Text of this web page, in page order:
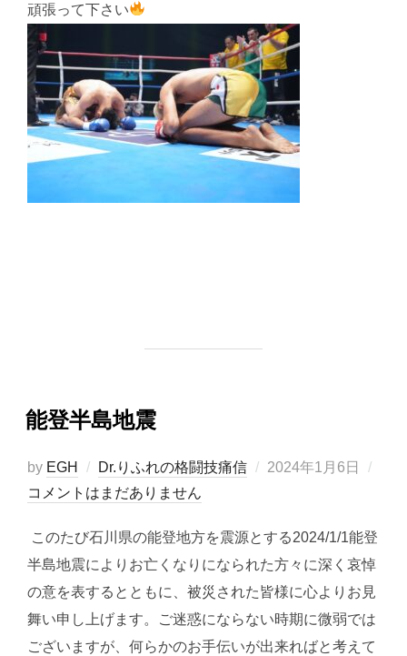
頑張って下さい
能登半島地震
by EGH Dr.りふれの格闘技痛信
投
2024年1月6日
コメントはまだありません
このたび石川県の能登地方を震源とする2024/1/1能登
半島地震によりお亡くなりになられた方々に深く哀悼
の意を表するとともに、被災された皆様に心よりお見
舞い申し上げます。ご迷惑にならない時期に微弱では
ございますが、何らかのお手伝いが出来ればと考えて